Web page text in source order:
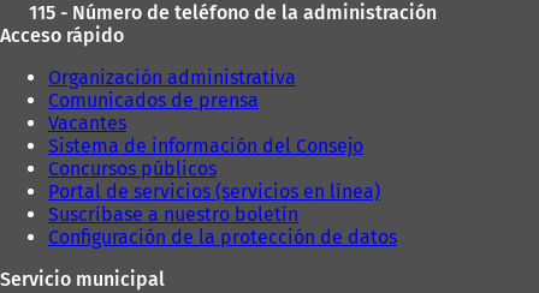
a
s
t
ñ
)
115 - Número de teléfono de la administración
Acceso rápido
Organización administrativa
Comunicados de prensa
Vacantes
Sistema de información del Consejo
Concursos públicos
Portal de servicios (servicios en línea)
Suscríbase a nuestro boletín
Configuración de la protección de datos
Servicio municipal